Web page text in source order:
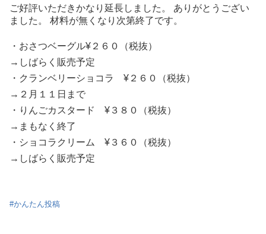
ご好評いただきかなり延長しました。 ありがとうござい
ました。 材料が無くなり次第終了です。
・おさつベーグル¥２６０（税抜）
→しばらく販売予定
・クランベリーショコラ ¥２６０（税抜）
→２月１１日まで
・りんごカスタード ¥３８０（税抜）
→まもなく終了
・ショコラクリーム ¥３６０（税抜）
→しばらく販売予定
#かんたん投稿